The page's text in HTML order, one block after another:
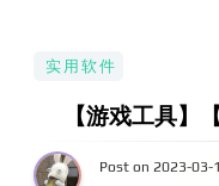
实用软件
【游戏工具】
Post on 2023-03-